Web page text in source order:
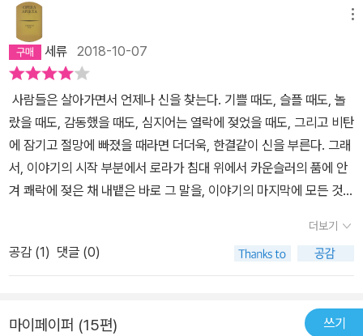
을 위해 범죄 집단에 의하여 대도시 한 가운데에서 목이 절단당하는
이야기를 즐거운 마음으로 감상할 수 있는 모든 인류에게는 이 책은
말 그대로, 멜빌, 도스토옙스키, 포크너의 책들보다 훨씬 위대하다고
갈채하다가 급기야 매카시를 ‘서부의 셰익스피어’라고 계관을 씌울지
도 모르겠다.
느껴지진 않는다. 이걸 기반으로 만들어진 영화와 약간의 차이는 찾
을 수 있었지만 그 다른 점에 큰 의미를 느낄 순 없었고. 탐욕에 관한
내용이라 할 수 있다.어떤 식으로 순식간에 추락하는지를 보여주고
있고.일반 사람들이 살아가는 세상과 전혀 다른 세계를 잠시 들여다
보고 있는 내용이기도 하다. 그 경계선이 생각처럼 넓지도 명확하지
도 않다는 걸 알려주고 있기도 하고. 하지만 그렇게 보기에는 너무 밋
밋한 방식의 진행이기도 하다. 전체적으로 뭔가가 잘 맞아떨어지지
가 않는다. 어떤 이유에서 이런 식으로 내용이 꾸며졌는지는 알 것 같
지만 그게 그렇게 매력적이진 않았다. 더 가혹하고 거친 이야기를 접
해봤기 때문에 그런지도 모른다. 혹은 생각보다 덜 어둡게 이야기가
꾸며져서 그런지도 모르고.
세류 2018-10-07
사람들은 살아가면서 언제나 신을 찾는다. 기쁠 때도, 슬플 때도, 놀
랐을 때도, 감동했을 때도, 심지어는 열락에 젖었을 때도, 그리고 비탄
에 잠기고 절망에 빠졌을 때라면 더더욱, 한결같이 신을 부른다. 그래
서, 이야기의 시작 부분에서 로라가 침대 위에서 카운슬러의 품에 안
겨 쾌락에 젖은 채 내뱉은 바로 그 말을, 이야기의 마지막에 모든 것을
러니한 수미상관을 이룬다. 이 책이 전달하는 가장 뚜렷하고도 강력
한 메시지는 바로, '악을 배신한 자는 마지막까지 가장 잔인한 복수를
당한다'는 것이다. 악이 떨궈 주는 꿀물에 중독되어 마침내는 악을 배
지는 또한 작가의 다른 작품인 <노인을 위한 나라는 없다>와도 맥락
더보기
공감 (1) 댓글 (0)
마이페이퍼 (15편) 쓰기